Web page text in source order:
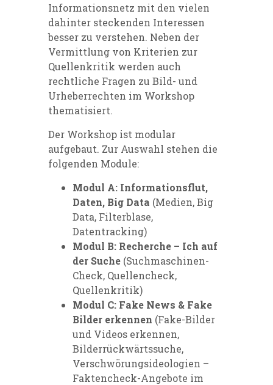
Informationsnetz mit den vielen
dahinter steckenden Interessen
besser zu verstehen. Neben der
Vermittlung von Kriterien zur
Quellenkritik werden auch
rechtliche Fragen zu Bild- und
Urheberrechten im Workshop
thematisiert.
Der Workshop ist modular
aufgebaut. Zur Auswahl stehen die
folgenden Module:
Modul A: Informationsflut,
Daten, Big Data (Medien, Big
Data, Filterblase,
Datentracking)
Modul B: Recherche – Ich auf
der Suche (Suchmaschinen-
Check, Quellencheck,
Quellenkritik)
Modul C: Fake News & Fake
Bilder erkennen (Fake-Bilder
und Videos erkennen,
Bilderrückwärtssuche,
Verschwörungsideologien –
Faktencheck-Angebote im